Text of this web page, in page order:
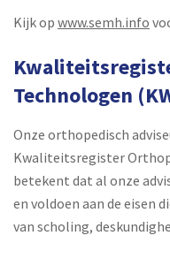
Kijk op www.semh.info
Technologen
Onze orthopedisch
Kwaliteitsregister
betekent dat al onze
en voldoen aan de eisen
van scholing,